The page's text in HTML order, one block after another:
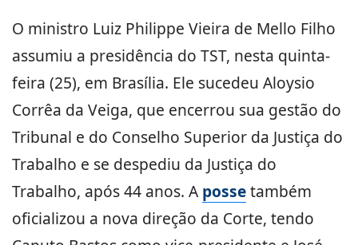
O ministro Luiz Philippe Vieira de Mello Filho
assumiu a presidência do TST, nesta quinta-
feira (25), em Brasília. Ele sucedeu Aloysio
Corrêa da Veiga, que encerrou sua gestão do
Tribunal e do Conselho Superior da Justiça do
Trabalho e se despediu da Justiça do
Trabalho, após 44 anos. A possetambém
oficializou a nova direção da Corte, tendo